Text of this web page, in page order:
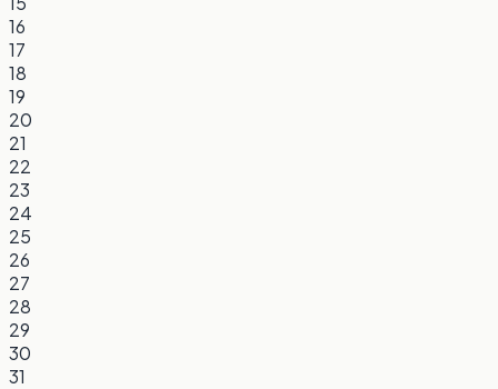
16
17
18
19
20
21
22
23
24
25
26
27
28
29
30
31